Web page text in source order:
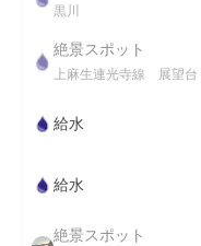
黒川
絶景スポット
上麻生連光寺線 展望台
給水
給水
絶景スポット